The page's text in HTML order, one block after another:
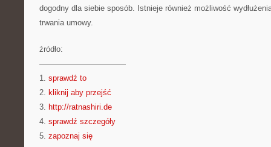
dogodny dla siebie sposób. Istnieje również możliwość
trwania umowy.
źródło:
———————————
1. sprawdź to
2. kliknij aby przejść
3. http://ratnashiri.de
4. sprawdź szczegóły
5. zapoznaj się